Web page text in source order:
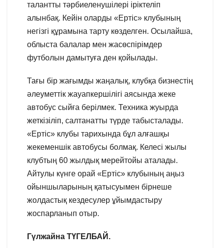
талантты тәрбиеленушілері іріктеліп
алынбақ. Кейін оларды «Ертіс» клубының
негізгі құрамына тарту көзделген. Осылайша,
облыста балалар мен жасөспірімдер
футболын дамытуға ден қойылады.
Тағы бір жағымды жаңалық, клубқа бизнестің
әлеуметтік жауапкершілігі аясында жеке
автобус сыйға берілмек. Техника жуырда
жеткізіліп, салтанатты түрде табысталады.
«Ертіс» клубы тарихында бұл алғашқы
жекеменшік автобусы болмақ. Келесі жылы
клубтың 60 жылдық мерейтойы аталады.
Айтулы күнге орай «Ертіс» клубының аңыз
ойыншыларының қатысуымен бірнеше
жолдастық кездесулер ұйымдастыру
жоспарланып отыр.
Гүлжайна ТҮГЕЛБАЙ.